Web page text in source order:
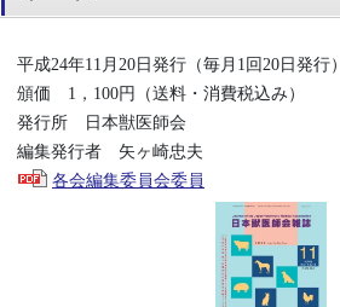
平成24年11月20日発行（毎月1回20日発行）
頒価 1，100円（送料・消費税込み）
発行所 日本獣医師会
編集発行者 矢ヶ崎忠夫
各会編集委員会委員